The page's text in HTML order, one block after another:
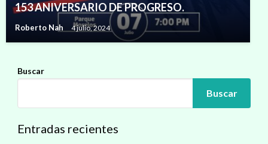
153 ANIVERSARIO DE PROGRESO.
Roberto Nah 4 julio, 2024
Buscar
Buscar
Entradas recientes